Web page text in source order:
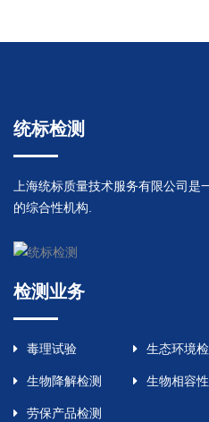
统标检测
上海统标质量技术服务有限公司
的综合性机构.
检测业务
毒理试验 生态环境
生物降解检测 生物相容
劳保产品检测